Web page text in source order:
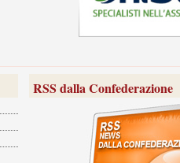
RSS dalla Confederazione